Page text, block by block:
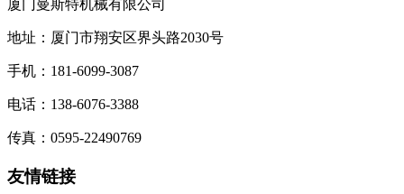
厦门曼斯特机械有限公司
地址：厦门市翔安区界头路2030号
手机：181-6099-3087
电话：138-6076-3388
传真：0595-22490769
友情链接